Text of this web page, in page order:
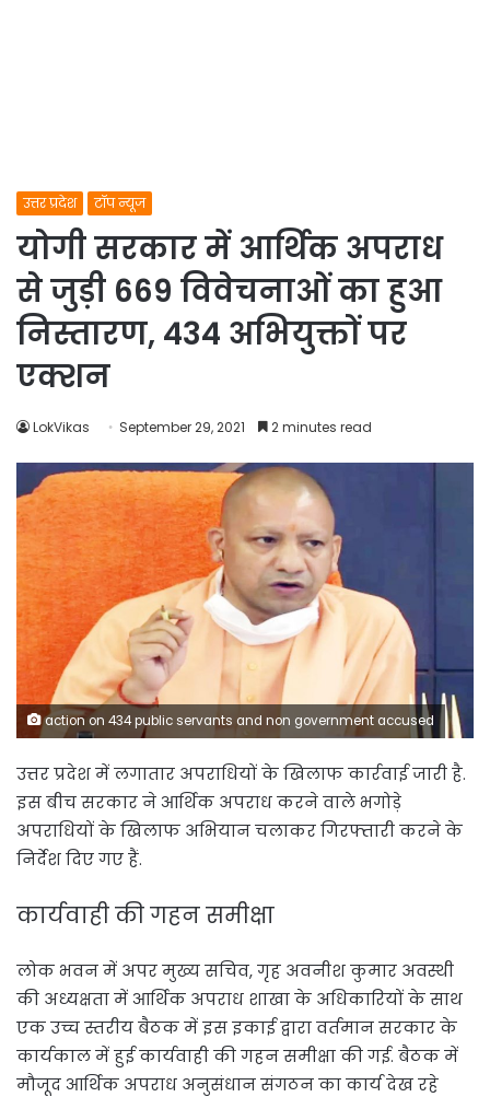
उत्तर प्रदेश टॉप न्यूज
योगी सरकार में आर्थिक अपराध
से जुड़ी 669 विवेचनाओं का हुआ
निस्तारण, 434 अभियुक्तों पर
एक्शन
LokVikas September 29, 2021 2 minutes read
action on 434 public servants and non government accused
उत्तर प्रदेश में लगातार अपराधियों के खिलाफ कार्रवाई जारी है.
इस बीच सरकार ने आर्थिक अपराध करने वाले भगोड़े
अपराधियों के खिलाफ अभियान चलाकर गिरफ्तारी करने के
निर्देश दिए गए हैं.
कार्यवाही की गहन समीक्षा
लोक भवन में अपर मुख्य सचिव, गृह अवनीश कुमार अवस्थी
की अध्यक्षता में आर्थिक अपराध शाखा के अधिकारियों के साथ
एक उच्च स्तरीय बैठक में इस इकाई द्वारा वर्तमान सरकार के
कार्यकाल में हुई कार्यवाही की गहन समीक्षा की गई. बैठक में
मौजूद आर्थिक अपराध अनुसंधान संगठन का कार्य देख रहे